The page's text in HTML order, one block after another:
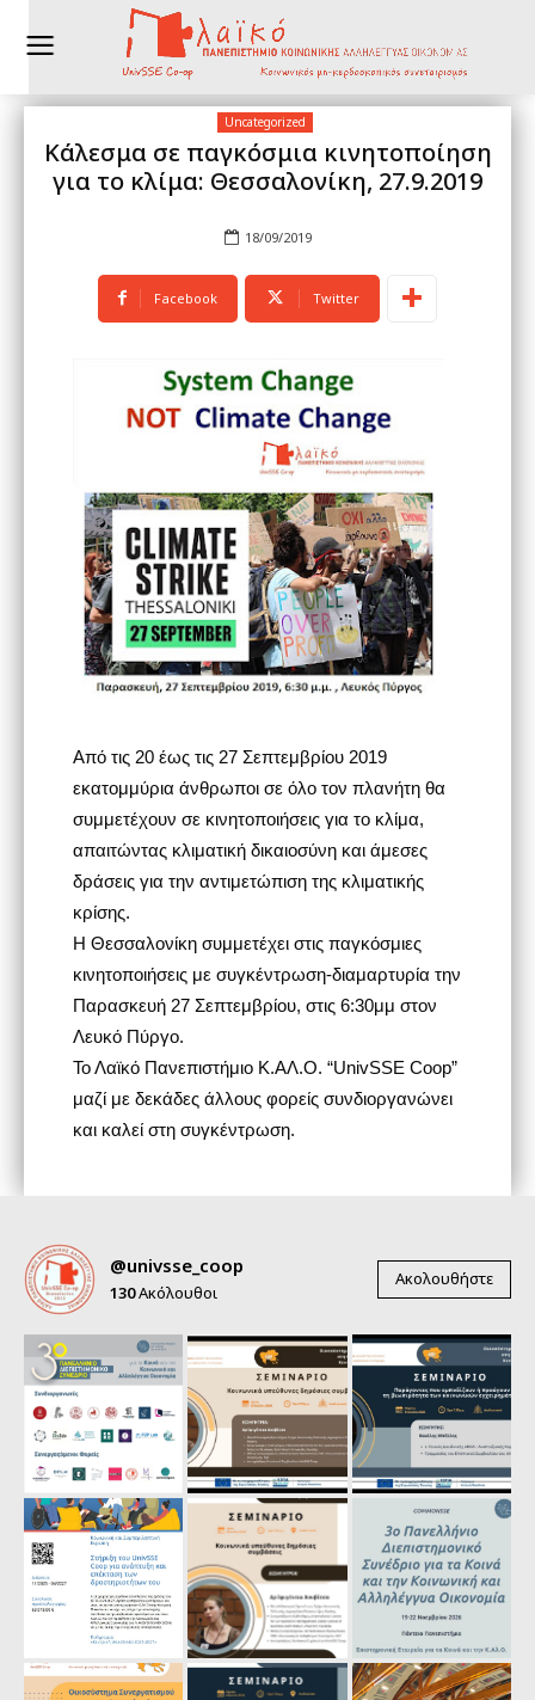
Uncategorized
Κάλεσμα σε παγκόσμια κινητοποίηση
για το κλίμα: Θεσσαλονίκη, 27.9.2019
18/09/2019
Facebook Twitter
Από τις 20 έως τις 27 Σεπτεμβρίου 2019
εκατομμύρια άνθρωποι σε όλο τον πλανήτη θα
συμμετέχουν σε κινητοποιήσεις για το κλίμα,
απαιτώντας κλιματική δικαιοσύνη και άμεσες
δράσεις για την αντιμετώπιση της κλιματικής
κρίσης.
Η Θεσσαλονίκη συμμετέχει στις παγκόσμιες
κινητοποιήσεις με συγκέντρωση-διαμαρτυρία την
Παρασκευή 27 Σεπτεμβρίου, στις 6:30μμ στον
Λευκό Πύργο.
Το Λαϊκό Πανεπιστήμιο Κ.ΑΛ.Ο. “UnivSSE Coop”
μαζί με δεκάδες άλλους φορείς συνδιοργανώνει
και καλεί στη συγκέντρωση.
@univsse_coop
130Ακόλουθοι
Ακολουθήστε